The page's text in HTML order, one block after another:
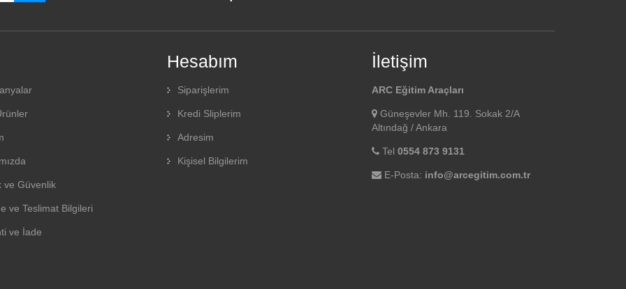
ve Güvenlik
ve Teslimat Bilgileri
ve İade
Hesabım
Siparişlerim
Kredi Sliplerim
Adresim
Kişisel Bilgilerim
İletişim
ARC Eğitim Araçları
Güneşevler Mh. 119. Sokak 2/A
Altındağ / Ankara
Tel 0554 873 9131
E-Posta: info@arcegitim.com.tr